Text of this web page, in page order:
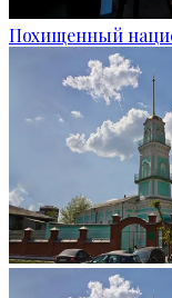
Похищенный